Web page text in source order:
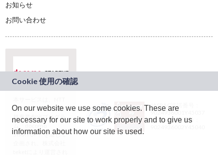
お知らせ
お問い合わせ
ドコモグループの新
規事業創出プログラ
ム「docomo
STARTUP」を通じて
JASRAC許諾番号：
9024936001Y45037
JASRAC許諾番号：
On our website we use some cookies. These are
necessary for our site to work properly and to give us
information about how our site is used.